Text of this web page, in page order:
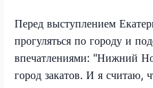
Перед выступлением
прогуляться по городу и
впечатлениями: "Нижний
город закатов. И я считаю,